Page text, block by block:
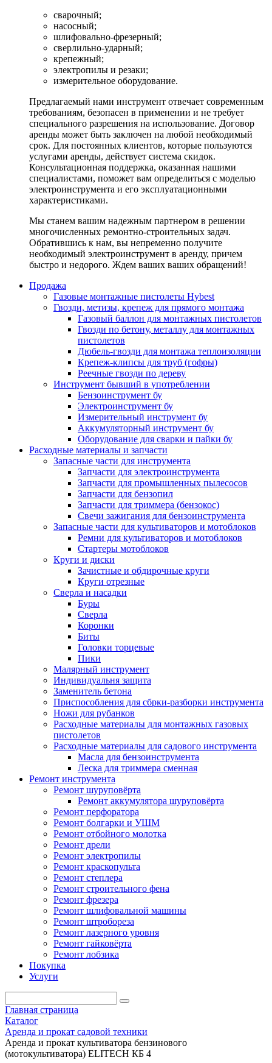
сварочный;
насосный;
шлифовально-фрезерный;
сверлильно-ударный;
крепежный;
электропилы и резаки;
измерительное оборудование.
Предлагаемый нами инструмент отвечает современным
требованиям, безопасен в применении и не требует
специального разрешения на использование. Договор
аренды может быть заключен на любой необходимый
срок. Для постоянных клиентов, которые пользуются
услугами аренды, действует система скидок.
Консультационная поддержка, оказанная нашими
специалистами, поможет вам определиться с моделью
электроинструмента и его эксплуатационными
характеристиками.
Мы станем вашим надежным партнером в решении
многочисленных ремонтно-строительных задач.
Обратившись к нам, вы непременно получите
необходимый электроинструмент в аренду, причем
быстро и недорого. Ждем ваших ваших обращений!
Продажа
Газовые монтажные пистолеты Hybest
Гвозди, метизы, крепеж для прямого монтажа
Газовый баллон для монтажных пистолетов
Гвозди по бетону, металлу для монтажных
пистолетов
Дюбель-гвозди для монтажа теплоизоляции
Крепеж-клипсы для труб (гофры)
Реечные гвозди по дереву
Инструмент бывший в употреблении
Бензоинструмент бу
Электроинструмент бу
Измерительный инструмент бу
Аккумуляторный инструмент бу
Оборудование для сварки и пайки бу
Расходные материалы и запчасти
Запасные части для инструмента
Запчасти для электроинструмента
Запчасти для промышленных пылесосов
Запчасти для бензопил
Запчасти для триммера (бензокос)
Свечи зажигания для бензоинструмента
Запасные части для культиваторов и мотоблоков
Ремни для культиваторов и мотоблоков
Стартеры мотоблоков
Круги и диски
Зачистные и обдирочные круги
Круги отрезные
Сверла и насадки
Буры
Сверла
Коронки
Биты
Головки торцевые
Пики
Малярный инструмент
Индивидуальня защита
Заменитель бетона
Приспособления для сбрки-разборки инструмента
Ножи для рубанков
Расходные материалы для монтажных газовых
пистолетов
Расходные материалы для садового инструмента
Масла для бензоинструмента
Леска для триммера сменная
Ремонт инструмента
Ремонт шуруповёрта
Ремонт аккумулятора шуруповёрта
Ремонт перфоратора
Ремонт болгарки и УШМ
Ремонт отбойного молотка
Ремонт дрели
Ремонт электропилы
Ремонт краскопульта
Ремонт степлера
Ремонт строительного фена
Ремонт фрезера
Ремонт шлифовальной машины
Ремонт штробореза
Ремонт лазерного уровня
Ремонт гайковёрта
Ремонт лобзика
Покупка
Услуги
Главная страница
Каталог
Аренда и прокат садовой техники
Аренда и прокат культиватора бензинового
(мотокультиватора) ELITECH КБ 4